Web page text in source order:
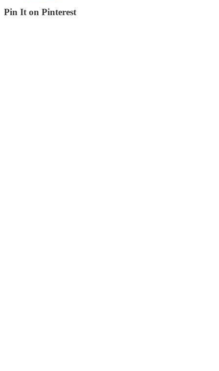
Pin It on Pinterest